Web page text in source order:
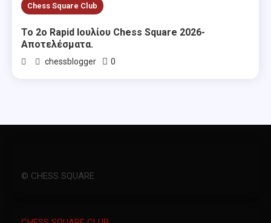
Chess Square Club
Το 2ο Rapid Ιουλίου Chess Square 2026-
Αποτελέσματα.
chessblogger 0
© CHESS SQUARE